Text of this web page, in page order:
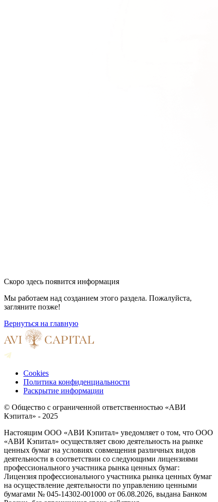
Скоро здесь появится информация
Мы работаем над созданием этого раздела. Пожалуйста,
загляните позже!
Вернуться на главную
Cookies
Политика конфиденциальности
Раскрытие информации
© Общество с ограниченной ответственностью «АВИ
Кэпитал» - 2025
Настоящим ООО «АВИ Кэпитал» уведомляет о том, что ООО
«АВИ Кэпитал» осуществляет свою деятельность на рынке
ценных бумаг на условиях совмещения различных видов
деятельности в соответствии со следующими лицензиями
профессионального участника рынка ценных бумаг:
Лицензия профессионального участника рынка ценных бумаг
на осуществление деятельности по управлению ценными
бумагами № 045-14302-001000 от 06.08.2026, выдана Банком